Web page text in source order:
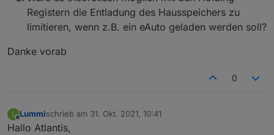
Registern die Entladung des Hausspeichers zu
limitieren, wenn z.B. ein eAuto geladen werden soll?
Danke vorab
0
L
Offline
Lummischrieb am 31. Okt. 2021, 10:41
zuletzt editiert von
Hallo Atlantis,